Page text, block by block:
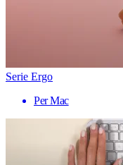
Serie Ergo
Per Mac